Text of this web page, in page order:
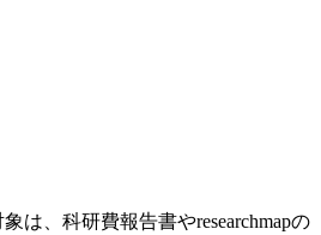
は、科研費報告書やresearchmapの